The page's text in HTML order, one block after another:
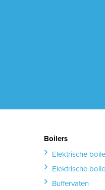
Boilers
Elektrische
Elektrische
Buffervaten